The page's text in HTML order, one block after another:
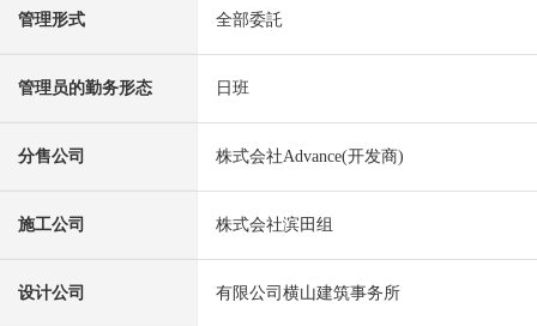
管理形式 全部委託
管理员的勤务形态 日班
分售公司 株式会社Advance(开发商)
施工公司 株式会社滨田组
设计公司 有限公司横山建筑事务所